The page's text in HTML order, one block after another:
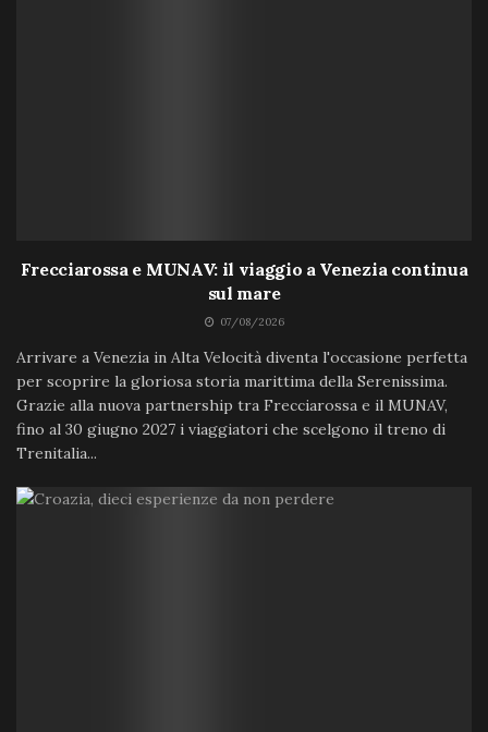
Frecciarossa e MUNAV: il viaggio a Venezia continua
sul mare
07/08/2026
Arrivare a Venezia in Alta Velocità diventa l'occasione perfetta
per scoprire la gloriosa storia marittima della Serenissima.
Grazie alla nuova partnership tra Frecciarossa e il MUNAV,
fino al 30 giugno 2027 i viaggiatori che scelgono il treno di
Trenitalia...